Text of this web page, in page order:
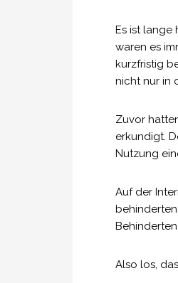
Es ist lange
waren es
kurzfristig
nicht nur in
Zuvor
erkundigt.
Nutzung
Auf der
Also los,